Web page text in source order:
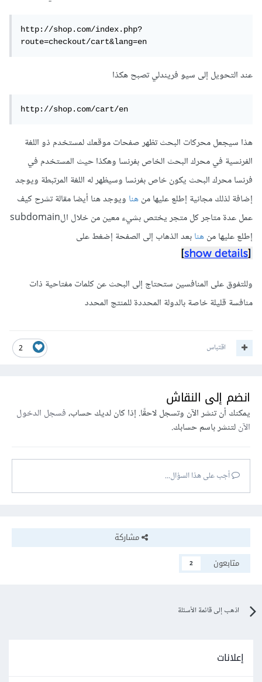
http://shop.com/index.php?
route=checkout/cart&lang=en
عند التحويل إلى سيو فريندلي تصبح هكذا
http://shop.com/cart/en
هذا سيجعل محركات البحث تظهر صفحات موقعك لمستخدم ذو اللغة
الفرنسية في محرك البحث الخاص بفرنسا وهكذا حيث المستخدم في
فرنسا محرك البحث يكون خاص بفرنسا وسيظهر له اللغة المرتبطة ويوجد
إضافة لذلك مجانية إطلع عليها منهناويوجد هنا أيضا مقالة تشرح كيف
عمل عدة متاجر كل متجر يختص بشيء معين من خلال الsubdomain
إطلع عليها منهنابعد الذهاب إلى الصفحة إضغط على
وللتفوق على المنافسين ستحتاج إلى البحث عن كلمات مفتاحية ذات
منافسة قليلة خاصة بالدولة المحددة للمنتج المحدد
2 اقتباس
انضم إلى النقاش
يمكنك أن تنشر الآن وتسجل لاحقًا. إذا كان لديك حساب،فسجل الدخول
الآنلتنشر باسم حسابك.
أجب على هذا السؤال...
مشاركة
متابعون
2
اذهب إلى قائمة الأسئلة
إعلانات